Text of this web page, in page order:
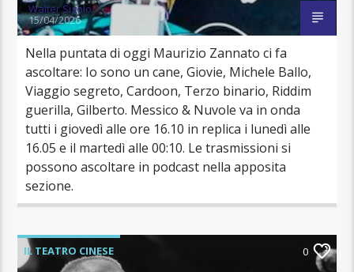
Walter Sigolo
15/04/2026
Nella puntata di oggi Maurizio Zannato ci fa
ascoltare: Io sono un cane, Giovie, Michele Ballo,
Viaggio segreto, Cardoon, Terzo binario, Riddim
guerilla, Gilberto. Messico & Nuvole va in onda
tutti i giovedì alle ore 16.10 in replica i lunedì alle
16.05 e il martedì alle 00:10. Le trasmissioni si
possono ascoltare in podcast nella apposita
sezione.
IL TEATRO CINESE 0